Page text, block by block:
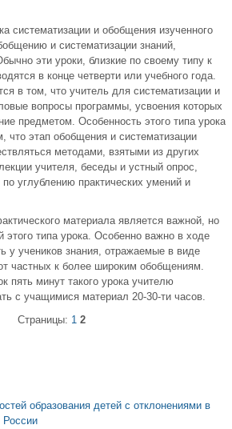
систематизации и обобщения изученного
и систематизации знаний,
эти уроки, близкие по своему типу к
в конце четверти или учебного года.
в том, что учитель для систематизации и
вопросы программы, усвоения которых
предметом. Особенность этого типа урока
что этап обобщения и систематизации
методами, взятыми из других
учителя, беседы и устный опрос,
углублению практических умений и
материала является важной, но
этого типа урока. Особенно важно в ходе
у учеников знания, отражаемые в виде
частных к более широким обобщениям.
пять минут такого урока учителю
с учащимися материал 20-30-ти часов.
Страницы: 1 2
образования детей с отклонениями в
России